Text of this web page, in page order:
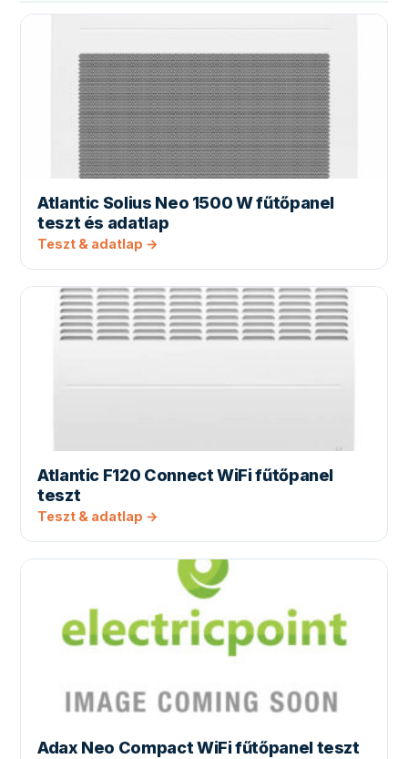
Atlantic Solius Neo 1500 W fűtőpanel
teszt és adatlap
Teszt & adatlap →
Atlantic F120 Connect WiFi fűtőpanel
teszt
Teszt & adatlap →
Adax Neo Compact WiFi fűtőpanel teszt